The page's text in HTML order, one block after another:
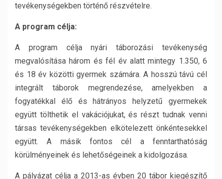
tevékenységekben történő részvételre.
A program célja:
A program célja nyári táborozási tevékenység
megvalósítása három és fél év alatt mintegy 1.350, 6
és 18 év közötti gyermek számára. A hosszú távú cél
integrált táborok megrendezése, amelyekben a
fogyatékkal élő és hátrányos helyzetű gyermekek
együtt tölthetik el vakációjukat, és részt tudnak venni
társas tevékenységekben elkötelezett önkéntesekkel
együtt. A másik fontos cél a fenntarthatóság
körülményeinek és lehetőségeinek a kidolgozása.
A pályázat célja a 2013-as évben 20 tábor kiegészítő